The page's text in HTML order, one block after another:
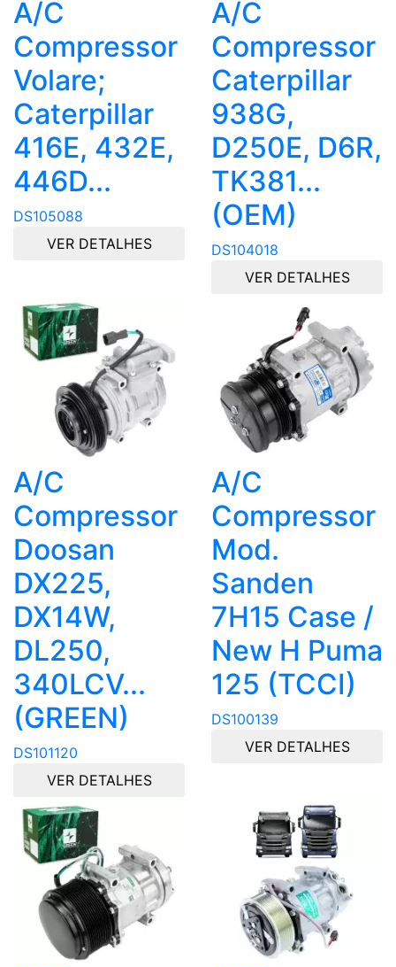
A/C
Compressor
Volare;
Caterpillar
416E, 432E,
446D...
DS105088
VER DETALHES
A/C
Compressor
Caterpillar
938G,
D250E, D6R,
TK381...
(OEM)
DS104018
VER DETALHES
A/C
Compressor
Doosan
DX225,
DX14W,
DL250,
340LCV...
(GREEN)
DS101120
VER DETALHES
A/C
Compressor
Mod.
Sanden
7H15 Case /
New H Puma
125 (TCCI)
DS100139
VER DETALHES